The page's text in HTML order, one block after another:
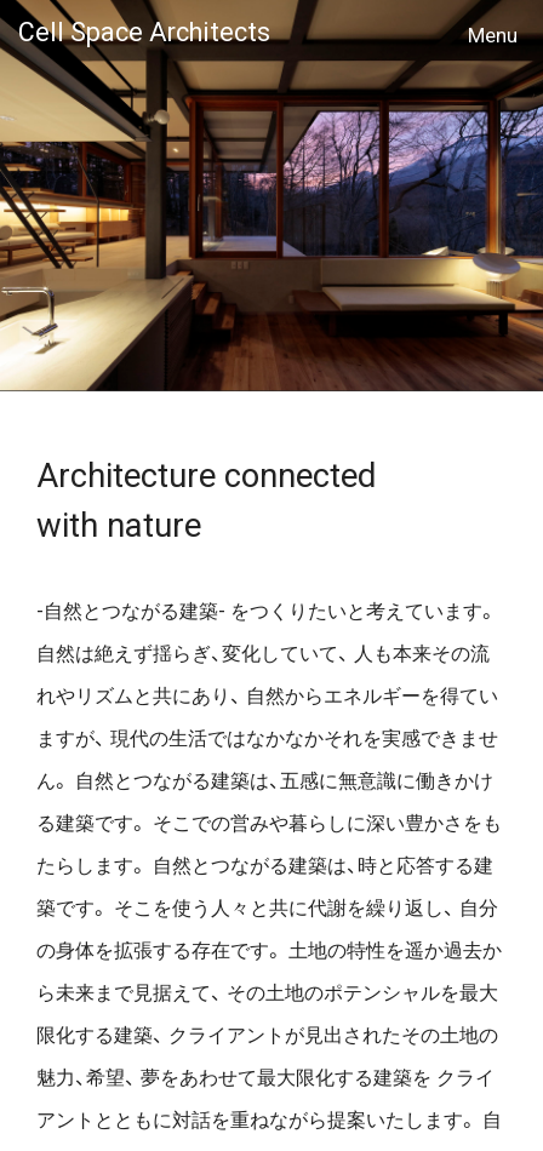
Cell Space Architects
MENU
Architecture connected
with nature
-自然とつながる建築- をつくりたいと考えています。
自然は絶えず揺らぎ、変化していて、
人も本来その流
れやリズムと共にあり、 自然からエネルギーを得てい
ますが、 現代の生活ではなかなかそれを実感できませ
ん。
自然とつながる建築は、五感に無意識に働きかけ
る建築です。 そこでの営みや暮らしに深い豊かさをも
たらします。
自然とつながる建築は、時と応答する建
築です。 そこを使う人々と共に代謝を繰り返し、 自分
の身体を拡張する存在です。 土地の特性を遥か過去か
ら未来まで見据えて、 その土地のポテンシャルを最大
限化する建築、 クライアントが見出されたその土地の
魅力、希望、 夢をあわせて最大限化する建築を クライ
アントとともに対話を重ねながら提案いたします。
自